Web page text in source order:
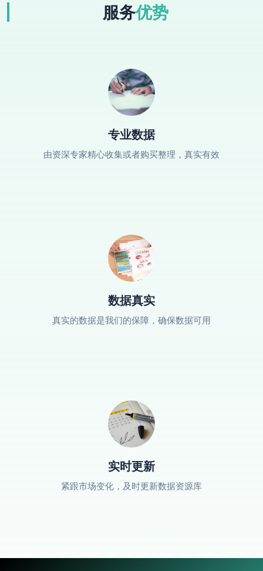
服务优势
专业数据
由资深专家精心收集或者购买整理，真实有效
数据真实
真实的数据是我们的保障，确保数据可用
实时更新
紧跟市场变化，及时更新数据资源库